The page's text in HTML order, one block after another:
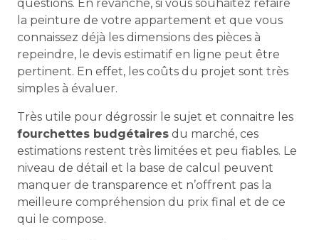
questions. En revanche, si vous souhaitez refaire
la peinture de votre appartement et que vous
connaissez déjà les dimensions des pièces à
repeindre, le devis estimatif en ligne peut être
pertinent. En effet, les coûts du projet sont très
simples à évaluer.
Très utile pour dégrossir le sujet et connaitre les
fourchettes budgétaires du marché, ces
estimations restent très limitées et peu fiables. Le
niveau de détail et la base de calcul peuvent
manquer de transparence et n’offrent pas la
meilleure compréhension du prix final et de ce
qui le compose.